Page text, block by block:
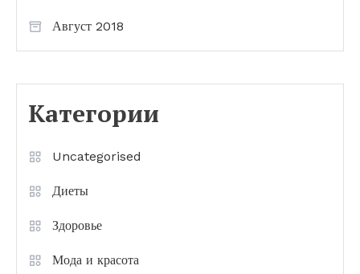
Август 2018
Категории
Uncategorised
Диеты
Здоровье
Мода и красота